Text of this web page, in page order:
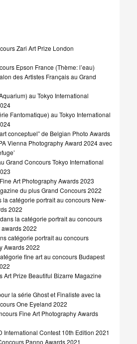
Zari Art Prize London
Epson France (Thème: l’eau)
des Artistes Français au Grand
au Tokyo International
Fantomatique) au Tokyo International
conceptuel” de Belgian Photo Awards
Vienna Photography Award 2024 avec
Grand Concours Tokyo International
Art Photography Awards 2023
du plus Grand Concours 2022
la catégorie portrait au concours New-
2022
la catégorie portrait au concours
2022
catégorie portrait au concours
Awards 2022
fine art au concours Budapest
Art Prize Beautiful Bizarre Magazine
la série Ghost et Finaliste avec la
One Eyeland 2022
Fine Art Photography Awards
International Contest 10th Edition 2021
Panno Awards 2021